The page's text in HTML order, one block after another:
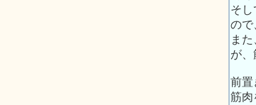
そ
ので
ま
が、
前置
筋肉